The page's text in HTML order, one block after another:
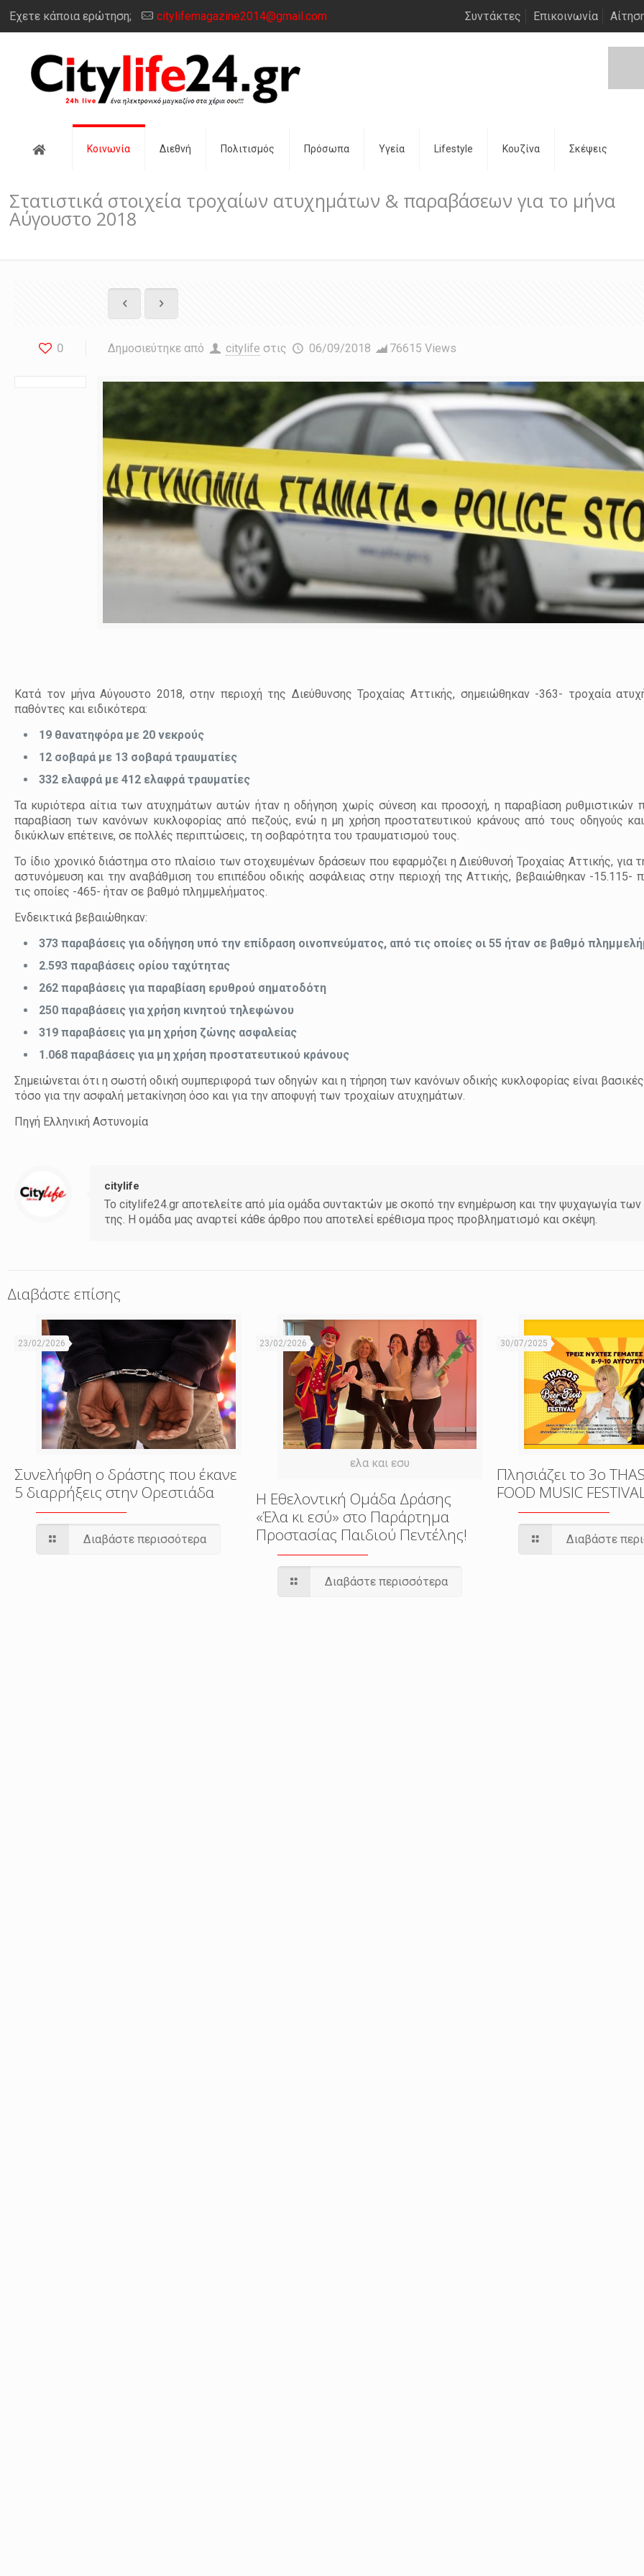
Έχετε κάποια ερώτηση; citylifemagazine2014@gmail.com Συντάκτες Επικοινωνία
Αρχική Κοινωνία Διεθνή Πολιτισμός Πρόσωπα Υγεία Lifestyle Κουζίνα Σκέψεις
Στατιστικά στοιχεία τροχαίων ατυχημάτων & παραβάσεων για το μήνα
Αύγουστο 2018
0 Δημοσιεύτηκε από citylife στις 06/09/2018 76615 Views
Κατά τον μήνα Αύγουστο 2018, στην περιοχή της Διεύθυνσης Τροχαίας Αττικής, σημειώθηκαν -363- τροχαία
παθόντες και ειδικότερα:
19 θανατηφόρα με 20 νεκρούς
12 σοβαρά με 13 σοβαρά τραυματίες
332 ελαφρά με 412 ελαφρά τραυματίες
Τα κυριότερα αίτια των ατυχημάτων αυτών ήταν η οδήγηση χωρίς σύνεση και προσοχή, η παραβίαση ρυθμιστικών
παραβίαση των κανόνων κυκλοφορίας από πεζούς, ενώ η μη χρήση προστατευτικού κράνους από τους οδηγούς
δικύκλων επέτεινε, σε πολλές περιπτώσεις, τη σοβαρότητα του τραυματισμού τους.
Το ίδιο χρονικό διάστημα στο πλαίσιο των στοχευμένων δράσεων που εφαρμόζει η Διεύθυνσή Τροχαίας Αττικής, για
αστυνόμευση και την αναβάθμιση του επιπέδου οδικής ασφάλειας στην περιοχή της Αττικής, βεβαιώθηκαν -15.115-
τις οποίες -465- ήταν σε βαθμό πλημμελήματος.
Ενδεικτικά βεβαιώθηκαν:
373 παραβάσεις για οδήγηση υπό την επίδραση οινοπνεύματος, από τις οποίες οι 55 ήταν σε βαθμό
2.593 παραβάσεις ορίου ταχύτητας
262 παραβάσεις για παραβίαση ερυθρού σηματοδότη
250 παραβάσεις για χρήση κινητού τηλεφώνου
319 παραβάσεις για μη χρήση ζώνης ασφαλείας
1.068 παραβάσεις για μη χρήση προστατευτικού κράνους
Σημειώνεται ότι η σωστή οδική συμπεριφορά των οδηγών και η τήρηση των κανόνων οδικής κυκλοφορίας είναι
τόσο για την ασφαλή μετακίνηση όσο και για την αποφυγή των τροχαίων ατυχημάτων.
Πηγή Ελληνική Αστυνομία
citylife
Το citylife24.gr αποτελείτε από μία ομάδα συντακτών με σκοπό την ενημέρωση και την ψυχαγωγία
της. Η ομάδα μας αναρτεί κάθε άρθρο που αποτελεί ερέθισμα προς προβληματισμό και σκέψη.
Διαβάστε επίσης
23/02/2026
Συνελήφθη ο δράστης που έκανε
5 διαρρήξεις στην Ορεστιάδα
Διαβάστε περισσότερα
ελα και εσυ
23/02/2026
Η Εθελοντική Ομάδα Δράσης
«Έλα κι εσύ» στο Παράρτημα
Προστασίας Παιδιού Πεντέλης!
Διαβάστε περισσότερα
30/07/2025
Πλησιάζει το 3o
FOOD MUSIC
Διαβάστε